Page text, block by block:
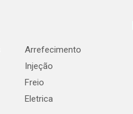
Arrefecimento
Injeção
Freio
Eletrica